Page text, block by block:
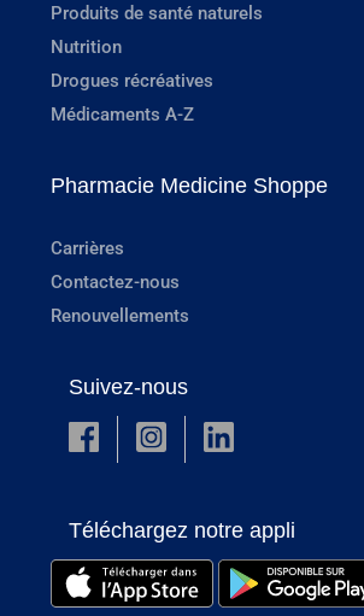
Produits de santé naturels
Nutrition
Drogues récréatives
Médicaments A-Z
Pharmacie Medicine Shoppe
Carrières
Contactez-nous
Renouvellements
Suivez-nous
Téléchargez notre appli